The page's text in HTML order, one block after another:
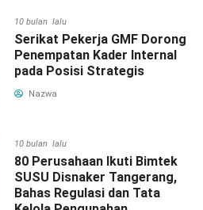
10 bulan lalu
Serikat Pekerja GMF Dorong
Penempatan Kader Internal
pada Posisi Strategis
Nazwa
10 bulan lalu
80 Perusahaan Ikuti Bimtek
SUSU Disnaker Tangerang,
Bahas Regulasi dan Tata